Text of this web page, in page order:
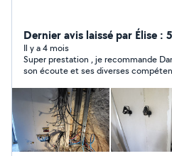
Dernier avis laissé par Élise :
Il y a 4 mois
Super prestation , je recommande
son écoute et ses diverses